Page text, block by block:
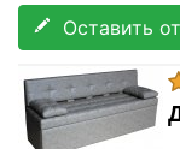
Оставить